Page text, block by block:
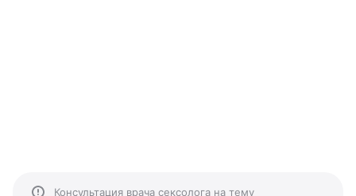
Консультация врача сексолога на тему